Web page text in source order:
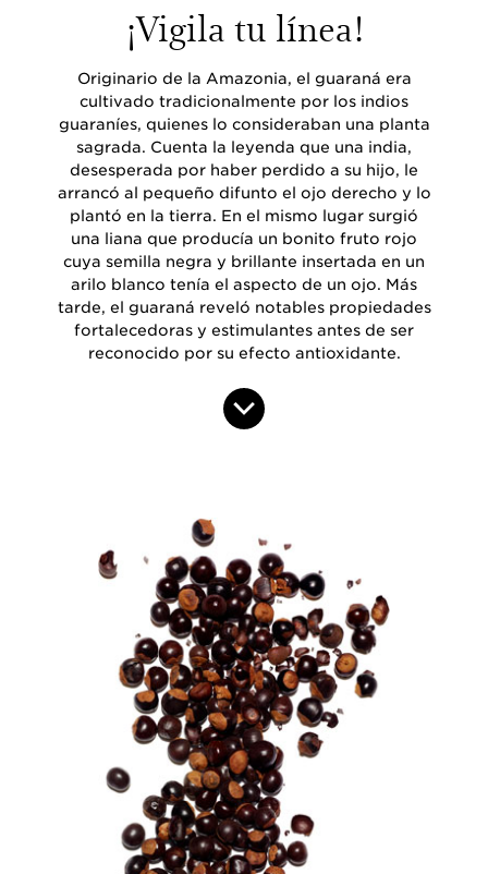
¡Vigila tu línea!
Originario de la Amazonia, el guaraná era
cultivado tradicionalmente por los indios
guaraníes, quienes lo consideraban una planta
sagrada. Cuenta la leyenda que una india,
desesperada por haber perdido a su hijo, le
arrancó al pequeño difunto el ojo derecho y lo
plantó en la tierra. En el mismo lugar surgió
una liana que producía un bonito fruto rojo
cuya semilla negra y brillante insertada en un
arilo blanco tenía el aspecto de un ojo. Más
tarde, el guaraná reveló notables propiedades
fortalecedoras y estimulantes antes de ser
reconocido por su efecto antioxidante.